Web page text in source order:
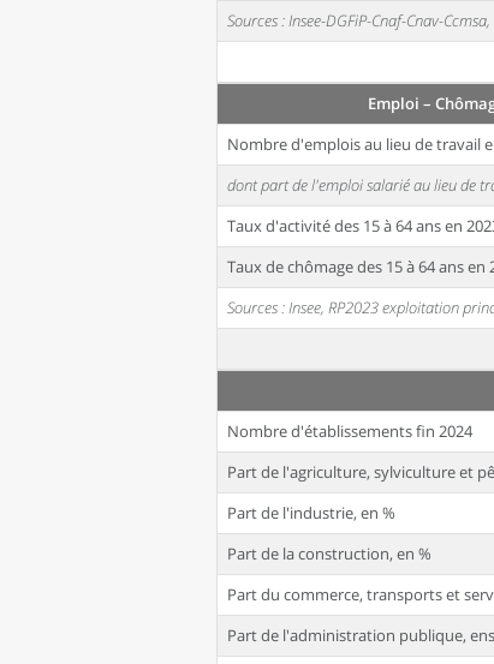
Sources : Insee-DGFiP-Cnaf-Cnav-
Emploi –
Nombre d'emplois au lieu de travail
dont part de l'emploi salarié au lieu de
Taux d'activité des 15 à 64 ans en
Taux de chômage des 15 à 64 ans en
Sources : Insee, RP2023 exploitation
Nombre d'établissements fin 2024
Part de l'agriculture, sylviculture et
Part de l'industrie, en %
Part de la construction, en %
Part du commerce, transports et
Part de l'administration publique,